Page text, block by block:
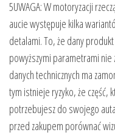
5UWAGA: W motoryzacji
aucie występuje kilka
detalami. To, że dany
powyższymi parametrami nie
danych technicznych ma
tym istnieje ryzyko, że część,
potrzebujesz do swojego
przed zakupem porównać